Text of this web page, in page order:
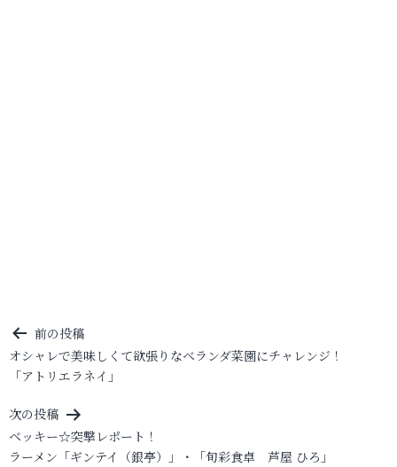
投
稿
ナ
ビ
ゲ
前の投稿
オシャレで美味しくて欲張りなベランダ菜園にチャレンジ！
「アトリエラネイ」
次の投稿
ベッキー☆突撃レポート！
ラーメン「ギンテイ（銀亭）」・「旬彩食卓 芦屋 ひろ」